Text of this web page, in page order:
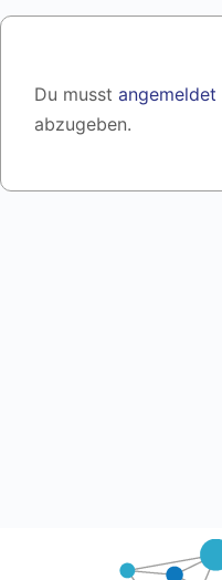
Du musst angemeldet
abzugeben.